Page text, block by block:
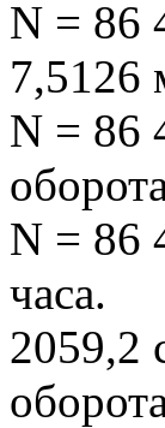
N = 86
7,5126
N = 86
N = 86
часа.
2059,2